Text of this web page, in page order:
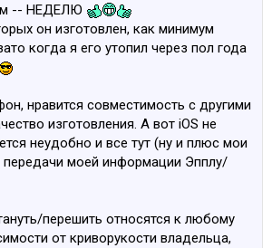
2) нет лишних денег,
голову всем вокруг, ищешь везде
и типо селёдочку такую,
дорогим и дешевым, и вот тут то
на поиски селёдки, ищешь выгоду
себя умнее того кто купил
споришь с ним, мол я купил за
а ты за 1000 свой новенький
в яблоке... Иии дальше тратишь
он же и мудрый уже давно
и знает с чем идти в своём
-- НЕДЕЛЮ
он изготовлен, как минимум
когда я его утопил через пол года
нравится совместимость с другими
изготовления. А вот iOS не
неудобно и все тут (ну и плюс мои
передачи моей информации Эпплу/
перешить относятся к любому
от криворукости владельца,